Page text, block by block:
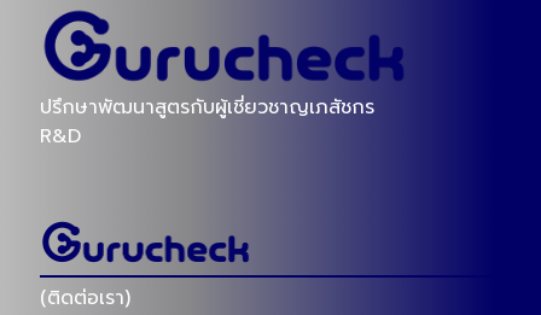
ปรึกษาพัฒนาสูตรกับผู้เชี่ยวชาญเภสัชกร
R&D
(ติดต่อเรา)